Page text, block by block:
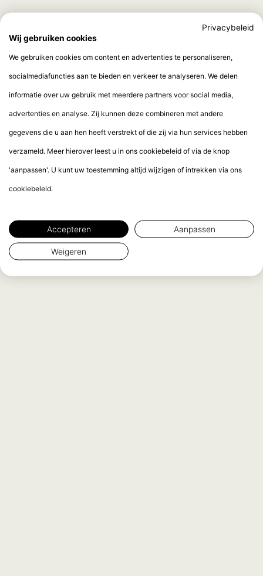
Privacybeleid
Wij gebruiken cookies
We gebruiken cookies om content en advertenties te personaliseren,
socialmediafuncties aan te bieden en verkeer te analyseren. We delen
informatie over uw gebruik met meerdere partners voor social media,
advertenties en analyse. Zij kunnen deze combineren met andere
gegevens die u aan hen heeft verstrekt of die zij via hun services hebben
verzameld. Meer hierover leest u in ons cookiebeleid of via de knop
'aanpassen'. U kunt uw toestemming altijd wijzigen of intrekken via ons
cookiebeleid.
Accepteren Aanpassen
Weigeren